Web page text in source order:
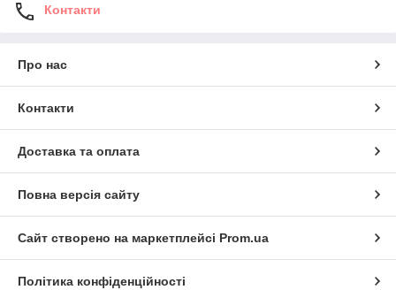
Контакти
Про нас
Контакти
Доставка та оплата
Повна версія сайту
Сайт створено на маркетплейсі Prom.ua
Політика конфіденційності